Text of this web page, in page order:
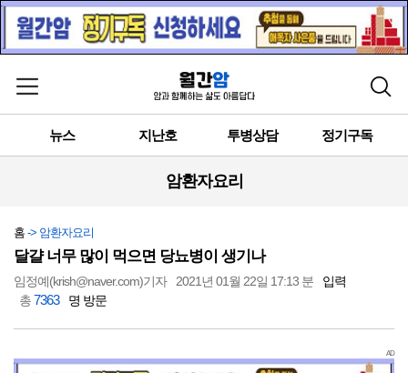
메뉴 열기 검색
뉴스 지난호 투병상담 정기구독
암환자요리
홈 -> 암환자요리
달걀 너무 많이 먹으면 당뇨병이 생기나
임정예(krish@naver.com)기자 2021년 01월 22일 17:13 분
입력
총7363 명 방문
AD